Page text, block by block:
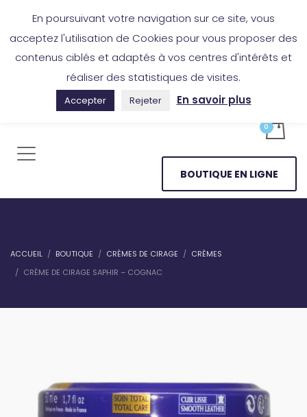
BOUTIQUE EN LIGNE
ACCUEIL BOUTIQUE CRÈMES DE CIRAGE
CRÈMES
CRÈME DE CIRAGE SAPHIR – COGNAC
En poursuivant votre navigation sur ce site, vous
acceptez l'utilisation de Cookies pour vous proposer des
contenus ciblés et adaptés à vos centres d'intérêts et
réaliser des statistiques de visites.
Accepter Rejeter En savoir plus